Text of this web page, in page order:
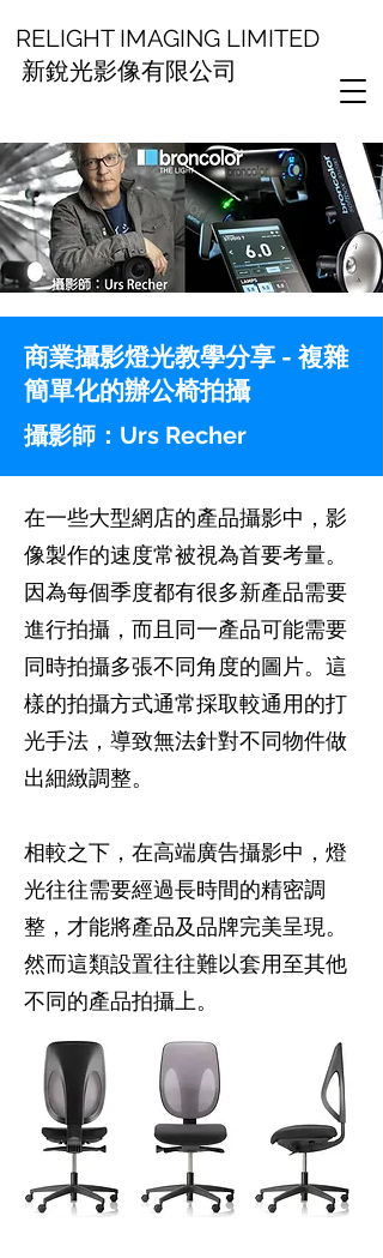
RELIGHT IMAGING LIMITED
新銳光影像有限公司
商業攝影燈光教學分享 - 複雜
簡單化的辦公椅拍攝
攝影師：Urs Recher
在一些大型網店的產品攝影中，影
像製作的速度常被視為首要考量。
因為每個季度都有很多新產品需要
進行拍攝，而且同一產品可能需要
同時拍攝多張不同角度的圖片。這
樣的拍攝方式通常採取較通用的打
光手法，導致無法針對不同物件做
出細緻調整。
相較之下，在高端廣告攝影中，燈
光往往需要經過長時間的精密調
整，才能將產品及品牌完美呈現。
然而這類設置往往難以套用至其他
不同的產品拍攝上。